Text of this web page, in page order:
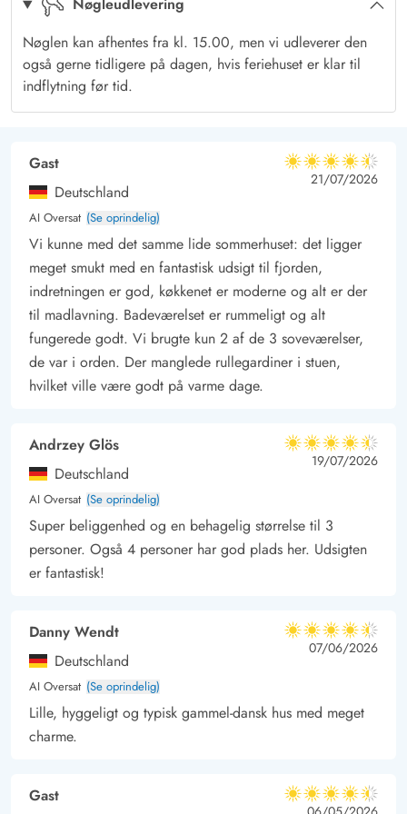
Fjord. På vestsiden af feriehuset er der bygget en forhøjet
terrasse ind i klitten, så I også her helt ugeneret kan nyde
udsigten – og samtidigt sidde i læ. Nyd en lækker
grillmiddag, mens dagens sidste solstråler forsvinder bag
klitten og farver himlen orangerød.
Ferieområdet i Haurvig ligger op til det fredede hedelandskab
og er en sand naturperle midt imellem hav og fjord. Her finder
I et godt stisystem igennem sommerhusområderne, både til
gående og cykellister. Tag cyklerne med eller lej dem her, og
oplev naturen på nærmeste hold.
I kan også cykle en tur til Hvide Sande. Byen er altid et besøg
værd med sit aktive og spændende havnemiljø. Besøg byens
spændende butikker, fiskeriauktionen, og slut måske turen af
med en middag på en af byens gode restauranter.
Nøgleudlevering
Nøglen kan afhentes fra kl. 15.00, men vi udleverer den
også gerne tidligere på dagen, hvis feriehuset er klar til
indflytning før tid.
Gast
Deutschland
AI Oversat (Se oprindelig)
4.5 ud af 5
4.5 ud af 5
4.5 out of 5
21/07/2026
Vi kunne med det samme lide sommerhuset: det ligger
meget smukt med en fantastisk udsigt til fjorden,
indretningen er god, køkkenet er moderne og alt er der
til madlavning. Badeværelset er rummeligt og alt
fungerede godt. Vi brugte kun 2 af de 3 soveværelser,
de var i orden. Der manglede rullegardiner i stuen,
hvilket ville være godt på varme dage.
Andrzey Glös
Deutschland
AI Oversat (Se oprindelig)
4.5 ud af 5
4.5 ud af 5
4.5 out of 5
19/07/2026
Super beliggenhed og en behagelig størrelse til 3
personer. Også 4 personer har god plads her. Udsigten
er fantastisk!
Danny Wendt
Deutschland
AI Oversat (Se oprindelig)
4.5 ud af 5
4.5 ud af 5
4.5 out of 5
07/06/2026
Lille, hyggeligt og typisk gammel-dansk hus med meget
charme.
Gast
4.5 ud af 5